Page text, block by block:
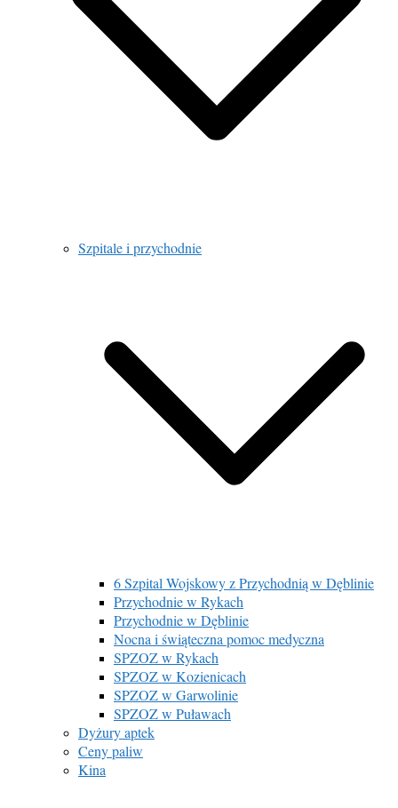
Szpitale i przychodnie
6 Szpital Wojskowy z Przychodnią w Dęblinie
Przychodnie w Rykach
Przychodnie w Dęblinie
Nocna i świąteczna pomoc medyczna
SPZOZ w Rykach
SPZOZ w Kozienicach
SPZOZ w Garwolinie
SPZOZ w Puławach
Dyżury aptek
Ceny paliw
Kina